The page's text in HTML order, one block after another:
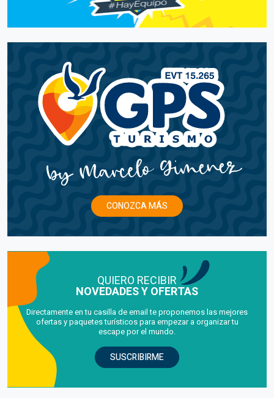
CONOZCA MÁS
QUIERO RECIBIR
NOVEDADES Y OFERTAS
Directamente en tu casilla de email te proponemos las mejores
ofertas y paquetes turísticos para empezar a organizar tu
escape por el mundo.
SUSCRIBIRME